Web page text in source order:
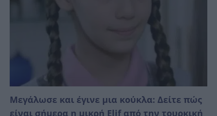
Μεγάλωσε και έγινε μια κούκλα: Δείτε πώς
είναι σήμερα η μικρή Elif από την τουρκική